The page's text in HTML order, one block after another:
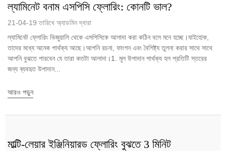
ল্যামিনেট বনাম এসপিসি ফ্লোরিং: কোনটি ভাল?
21-04-19 তারিখে অ্যাডমিন দ্বারা
ল্যামিনেট ফ্লোরিং ভিজুয়ালি থেকে এসপিসিকে আলাদা করা কঠিন বলে মনে হচ্ছে।যাইহোক,
তাদের মধ্যে অনেক পার্থক্য আছে।আপনি রচনা, ফাংশন এবং বৈশিষ্ট্য তুলনা করার সাথে সাথে
আপনি বুঝতে পারবেন যে তারা কতটা আলাদা।1. মূল উপাদান পার্থক্য হল প্রতিটি স্তরের
জন্য ব্যবহৃত উপাদান...
আরও পড়ুন
মাল্টি-লেয়ার ইঞ্জিনিয়ারড ফ্লোরিং বুঝতে 3 মিনিট